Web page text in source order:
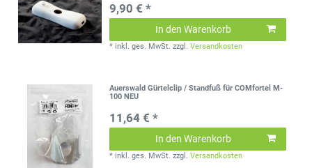
9,90 € *
In den Warenkorb
* inkl. ges. MwSt. zzgl.Versandkosten
Auerswald Gürtelclip / Standfuß für COMfortel M-
100 NEU
11,64 € *
In den Warenkorb
* inkl. ges. MwSt. zzgl.Versandkosten